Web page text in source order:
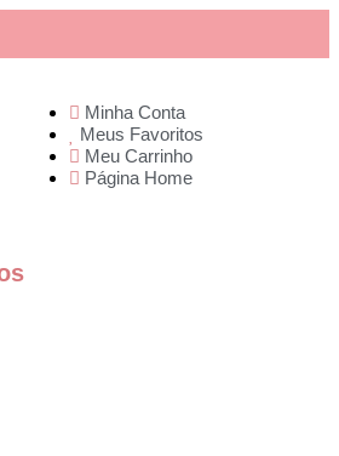
Minha Conta
Meus Favoritos
Meu Carrinho
Página Home